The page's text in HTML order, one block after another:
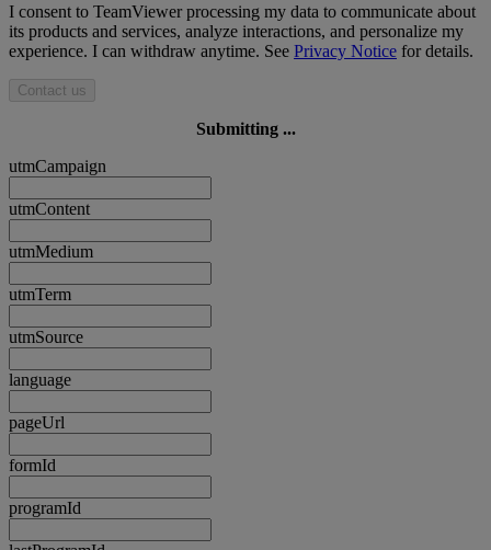
I consent to TeamViewer processing my data to communicate about
its products and services, analyze interactions, and personalize my
experience. I can withdraw anytime. See Privacy Notice for details.
Contact us
Submitting ...
utmCampaign
utmContent
utmMedium
utmTerm
utmSource
language
pageUrl
formId
programId